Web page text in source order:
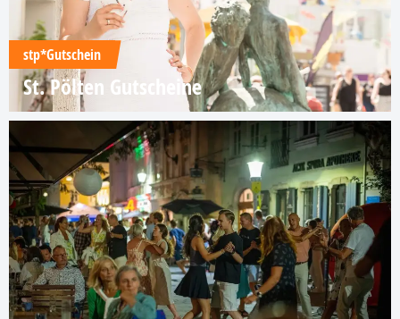
stp*Gutschein
St. Pölten Gutscheine